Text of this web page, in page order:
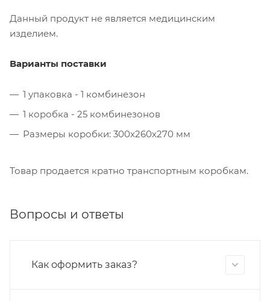
Данный продукт не является медицинским
изделием.
Варианты поставки
1 упаковка - 1 комбинезон
1 коробка - 25 комбинезонов
Размеры коробки: 300х260х270 мм
Товар продается кратно транспортным коробкам.
Вопросы и ответы
Как оформить заказ?